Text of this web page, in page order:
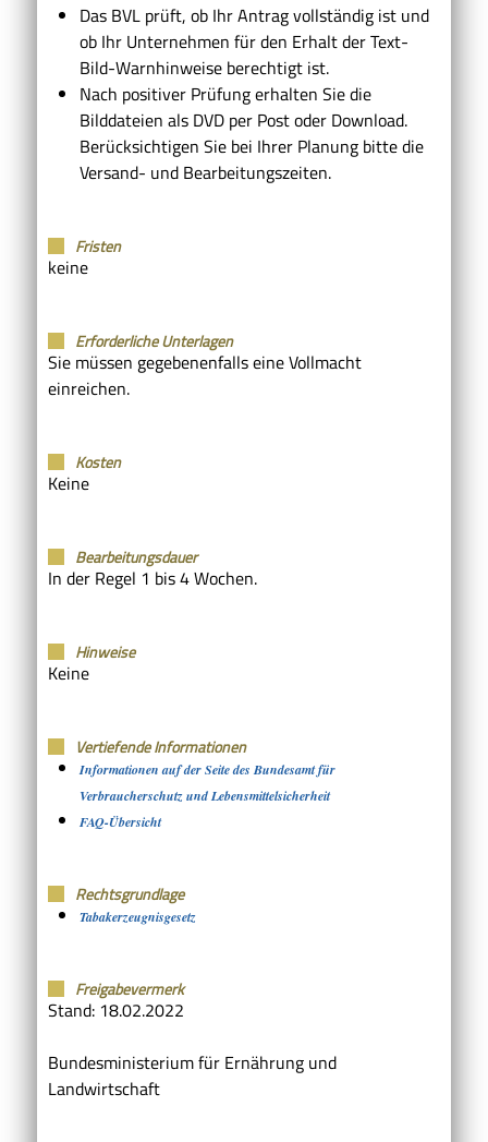
Das BVL prüft, ob Ihr Antrag vollständig ist und
ob Ihr Unternehmen für den Erhalt der Text-
Bild-Warnhinweise berechtigt ist.
Nach positiver Prüfung erhalten Sie die
Bilddateien als DVD per Post oder Download.
Berücksichtigen Sie bei Ihrer Planung bitte die
Versand- und Bearbeitungszeiten.
Fristen
keine
Erforderliche Unterlagen
Sie müssen gegebenenfalls eine Vollmacht
einreichen.
Kosten
Keine
Bearbeitungsdauer
In der Regel 1 bis 4 Wochen.
Hinweise
Keine
Vertiefende Informationen
Informationen auf der Seite des Bundesamt für
Verbraucherschutz und Lebensmittelsicherheit
FAQ-Übersicht
Rechtsgrundlage
Tabakerzeugnisgesetz
Freigabevermerk
Stand: 18.02.2022
Bundesministerium für Ernährung und
Landwirtschaft